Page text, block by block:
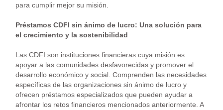
para cumplir mejor su misión.
Préstamos CDFI sin ánimo de lucro: Una solución para
el crecimiento y la sostenibilidad
Las CDFI son instituciones financieras cuya misión es
apoyar a las comunidades desfavorecidas y promover el
desarrollo económico y social. Comprenden las necesidades
específicas de las organizaciones sin ánimo de lucro y
ofrecen préstamos especializados que pueden ayudar a
afrontar los retos financieros mencionados anteriormente. A